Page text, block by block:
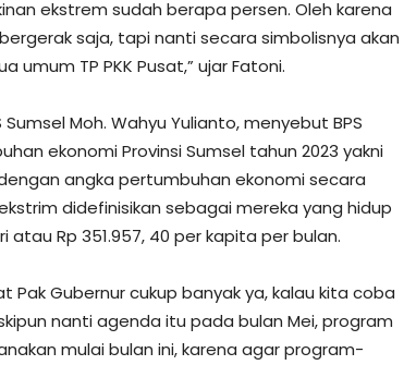
ekstrem sudah berapa persen. Oleh karena
saja, tapi nanti secara simbolisnya akan
TP PKK Pusat,” ujar Fatoni.
Moh. Wahyu Yulianto, menyebut BPS
ekonomi Provinsi Sumsel tahun 2023 yakni
angka pertumbuhan ekonomi secara
didefinisikan sebagai mereka yang hidup
atau Rp 351.957, 40 per kapita per bulan.
Pak Gubernur cukup banyak ya, kalau kita coba
nanti agenda itu pada bulan Mei, program
mulai bulan ini, karena agar program-